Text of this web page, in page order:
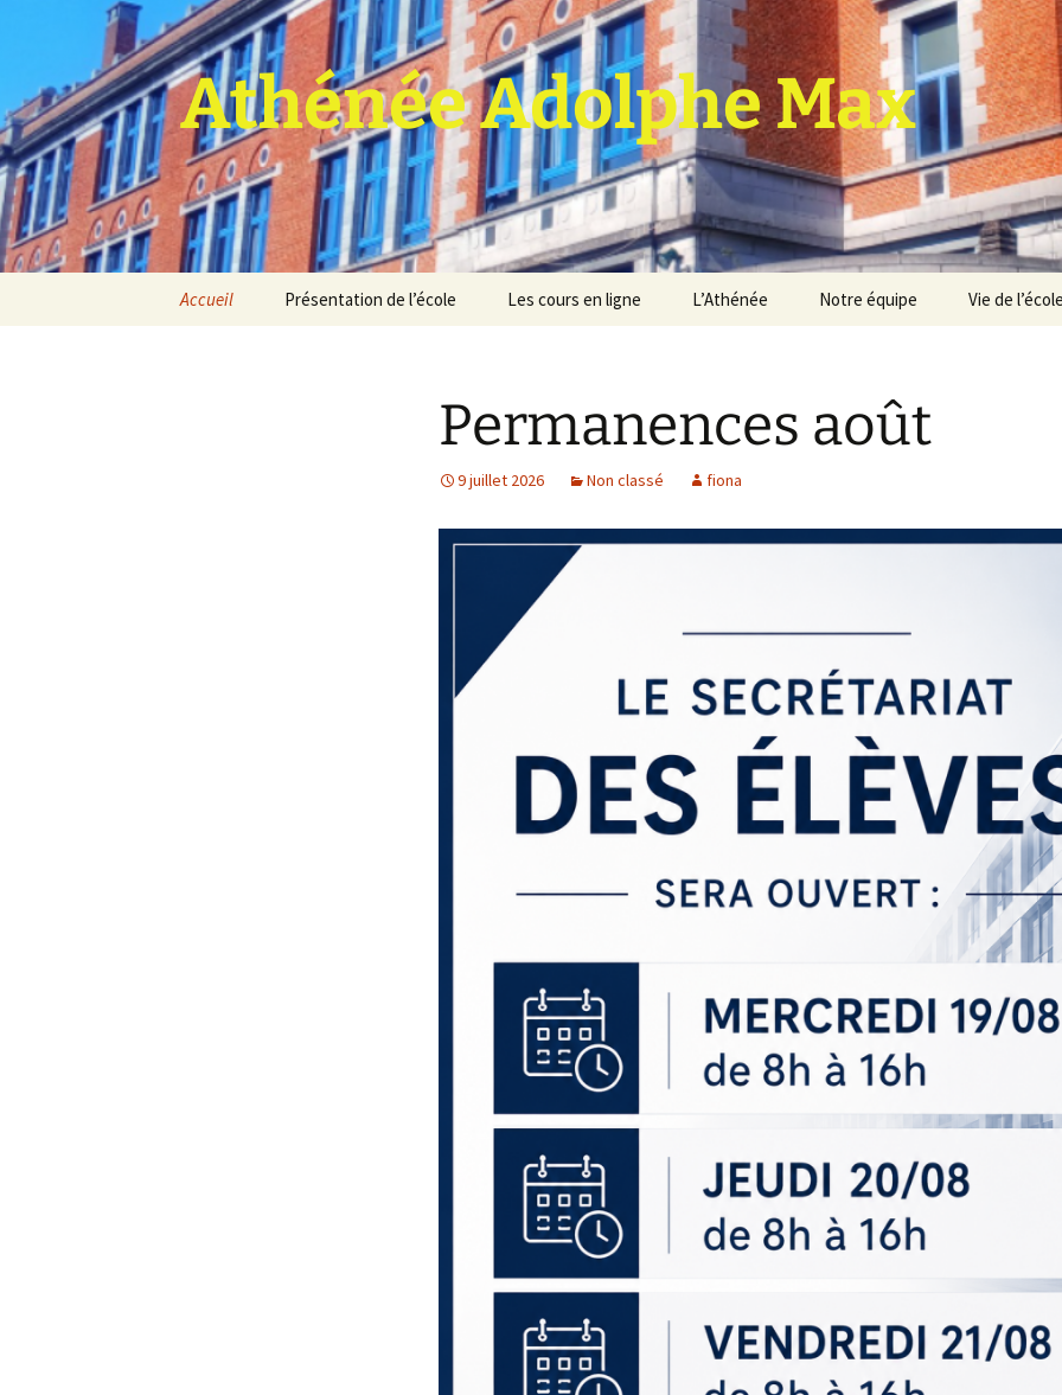
Athénée Adolphe Max
Accueil Présentation de l’école Les cours en ligne
Règlement d’ordre
intérieur
L’Athénée
Examens 3e
Méthode de
Notre équipe Vie de
Permanences août
9 juillet 2026 Non classé fiona